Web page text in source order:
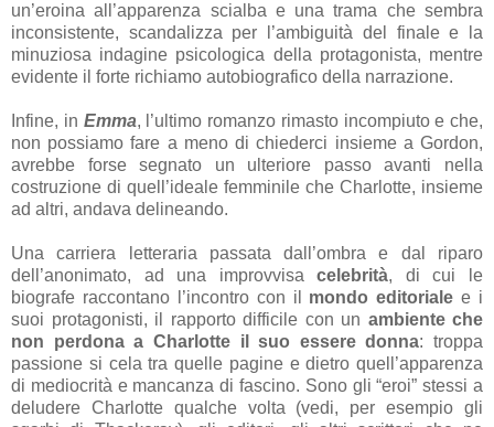
un’eroina all’apparenza scialba e una trama che sembra
inconsistente, scandalizza per l’ambiguità del finale e la
minuziosa indagine psicologica della protagonista, mentre
evidente il forte richiamo autobiografico della narrazione.
Infine, in Emma, l’ultimo romanzo rimasto incompiuto e che,
non possiamo fare a meno di chiederci insieme a Gordon,
avrebbe forse segnato un ulteriore passo avanti nella
costruzione di quell’ideale femminile che Charlotte, insieme
ad altri, andava delineando.
Una carriera letteraria passata dall’ombra e dal riparo
dell’anonimato, ad una improvvisacelebrità, di cui le
biografe raccontano l’incontro con il mondo editoriale e i
suoi protagonisti, il rapporto difficile con un ambiente che
non perdona a Charlotte il suo essere donna: troppa
passione si cela tra quelle pagine e dietro quell’apparenza
di mediocrità e mancanza di fascino. Sono gli “eroi” stessi a
deludere Charlotte qualche volta (vedi, per esempio gli